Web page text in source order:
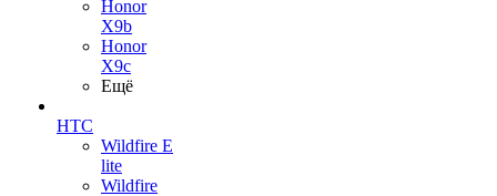
Honor
X9b
Honor
X9c
Ещё
HTC
Wildfire E
lite
Wildfire